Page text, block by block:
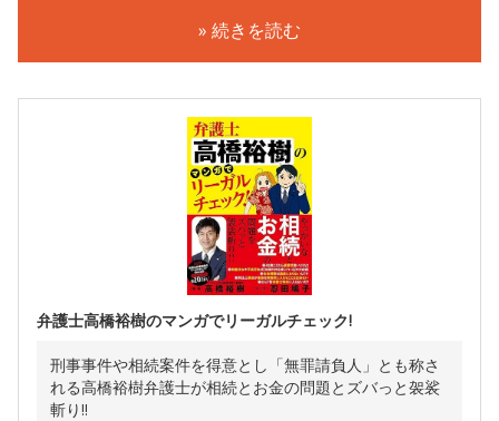
» 続きを読む
弁護士高橋裕樹のマンガでリーガルチェック!
刑事事件や相続案件を得意とし「無罪請負人」とも称さ
れる高橋裕樹弁護士が相続とお金の問題とズバっと袈裟
斬り!!